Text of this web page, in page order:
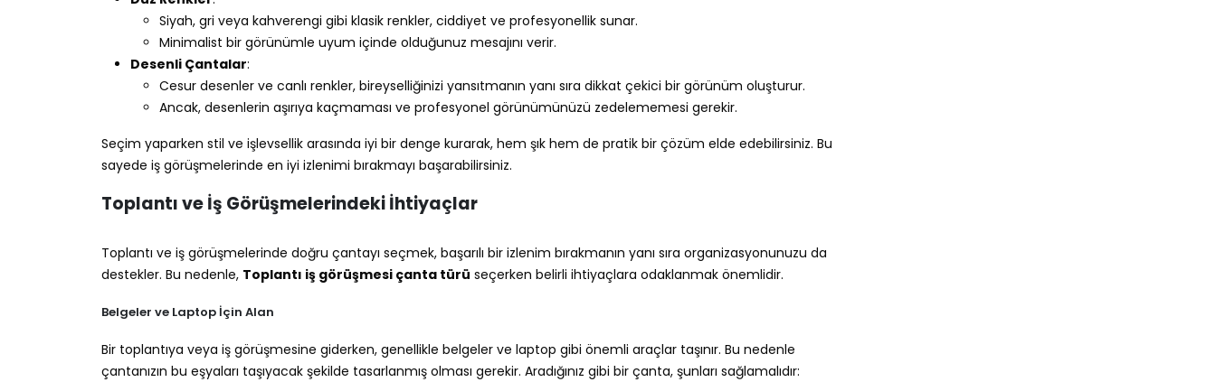
Siyah, gri veya kahverengi gibi klasik renkler, ciddiyet ve profesyonellik sunar.
Minimalist bir görünümle uyum içinde olduğunuz mesajını verir.
Desenli Çantalar:
Cesur desenler ve canlı renkler, bireyselliğinizi yansıtmanın yanı sıra dikkat çekici bir görünüm oluşturur.
Ancak, desenlerin aşırıya kaçmaması ve profesyonel görünümünüzü zedelememesi gerekir.
Seçim yaparken stil ve işlevsellik arasında iyi bir denge kurarak, hem şık hem de pratik bir çözüm elde edebilirsiniz. Bu
sayede iş görüşmelerinde en iyi izlenimi bırakmayı başarabilirsiniz.
Toplantı ve İş Görüşmelerindeki İhtiyaçlar
Toplantı ve iş görüşmelerinde doğru çantayı seçmek, başarılı bir izlenim bırakmanın yanı sıra organizasyonunuzu da
destekler. Bu nedenle, Toplantı iş görüşmesi çanta türü seçerken belirli ihtiyaçlara odaklanmak önemlidir.
Belgeler ve Laptop İçin Alan
Bir toplantıya veya iş görüşmesine giderken, genellikle belgeler ve laptop gibi önemli araçlar taşınır. Bu nedenle
çantanızın bu eşyaları taşıyacak şekilde tasarlanmış olması gerekir. Aradığınız gibi bir çanta, şunları sağlamalıdır: